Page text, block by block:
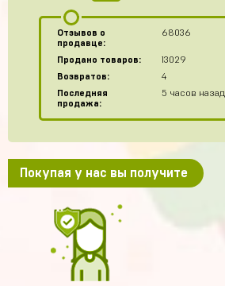
Отзывов о
продавце:
68036
Продано товаров:
13029
Возвратов:
4
Последняя
продажа:
5 часов назад
Покупая у нас вы получите